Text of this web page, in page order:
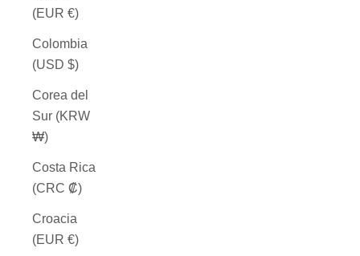
(EUR €)
Colombia
(USD $)
Corea del
Sur (KRW
₩)
Costa Rica
(CRC ₡)
Croacia
(EUR €)